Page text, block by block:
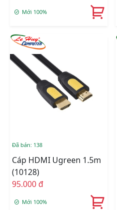
Mới 100%
Đã bán: 138
Cáp HDMI Ugreen 1.5m
(10128)
95.000 đ
Mới 100%